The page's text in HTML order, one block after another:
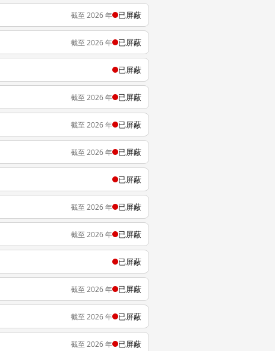
截至 2026 年 已屏蔽
截至 2026 年 已屏蔽
已屏蔽
截至 2026 年 已屏蔽
截至 2026 年 已屏蔽
截至 2026 年 已屏蔽
已屏蔽
截至 2026 年 已屏蔽
截至 2026 年 已屏蔽
已屏蔽
截至 2026 年 已屏蔽
截至 2026 年 已屏蔽
截至 2026 年 已屏蔽